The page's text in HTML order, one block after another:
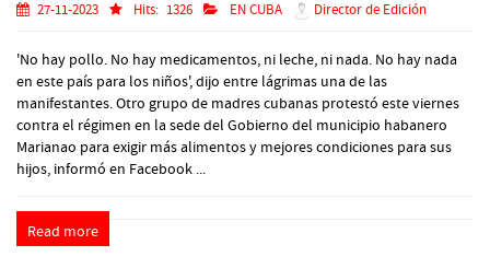
27-11-2023 Hits: 1326 EN CUBA Director de Edición
'No hay pollo. No hay medicamentos, ni leche, ni nada. No hay nada
en este país para los niños', dijo entre lágrimas una de las
manifestantes. Otro grupo de madres cubanas protestó este viernes
contra el régimen en la sede del Gobierno del municipio habanero
Marianao para exigir más alimentos y mejores condiciones para sus
hijos, informó en Facebook ...
Read more